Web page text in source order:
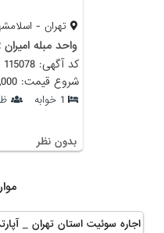
تهران -
واحد مبله امیران 2
کد آگهی: 115078
شروع قیمت: 1,200,000 تومان
1 خوابه
بدون نظر
اجاره سوئیت استان تهران _